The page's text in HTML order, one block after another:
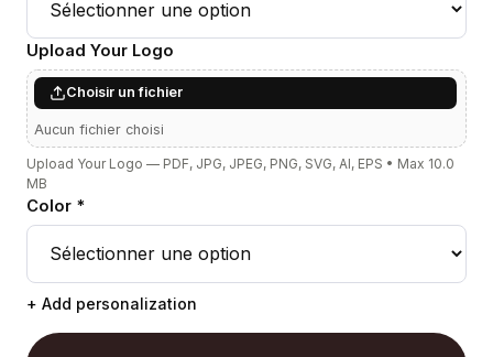
Upload Your Logo
Choisir un fichier
Aucun fichier choisi
Upload Your Logo — PDF, JPG, JPEG, PNG, SVG, AI, EPS • Max 10.0
MB
Color *
+ Add personalization